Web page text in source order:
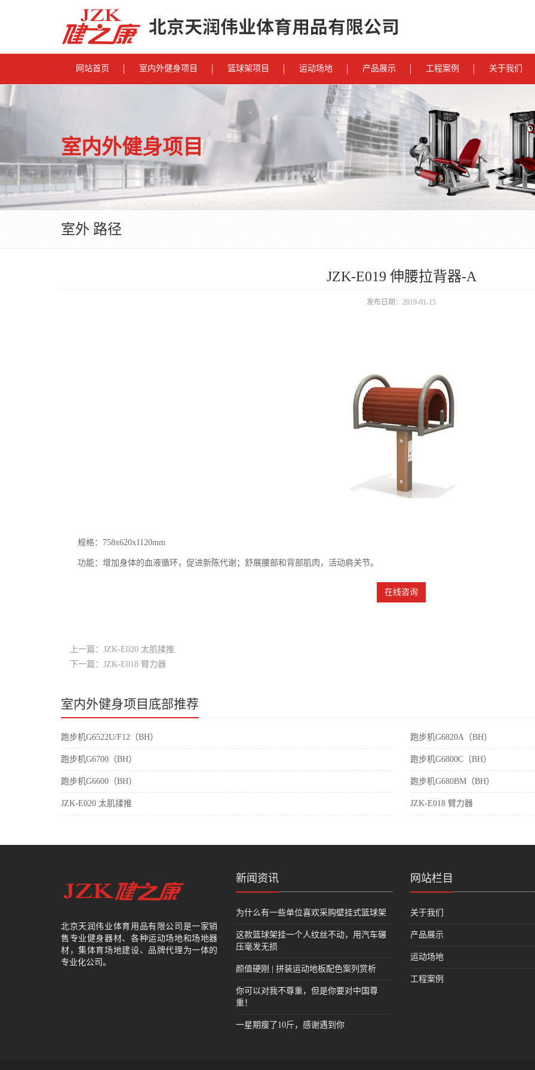
网站首页 室内外健身项目 篮球架项目 运动场地 产品展示 工程案例 关于我们
室内外健身项目
室外 路径
JZK-E019 伸腰拉背器-A
发布日期：2019-01-15
规格：758x620x1120mm
功能：增加身体的血液循环，促进新陈代谢；舒展腰部和背部肌肉，活动肩关节。
在线咨询
上一篇：JZK-E020 太肌揉推
下一篇：JZK-E018 臂力器
室内外健身项目底部推荐
跑步机G6522U/F12（BH） 跑步机G6820A（BH）
跑步机G6700（BH） 跑步机G6800C（BH）
跑步机G6600（BH） 跑步机G680BM（BH）
JZK-E020 太肌揉推 JZK-E018 臂力器
北京天润伟业体育用品有限公司是一家销
售专业健身器材、各种运动场地和场地器
材，集体育场地建设、品牌代理为一体的
专业化公司。
新闻资讯
为什么有一些单位喜欢采购壁挂式篮球架
这款篮球架挂一个人纹丝不动，用汽车碾
压毫发无损
颜值硬刚 | 拼装运动地板配色案列赏析
你可以对我不尊重，但是你要对中国尊
重！
一星期瘦了10斤，感谢遇到你
网站栏目
关于我们
产品展示
运动场地
工程案例